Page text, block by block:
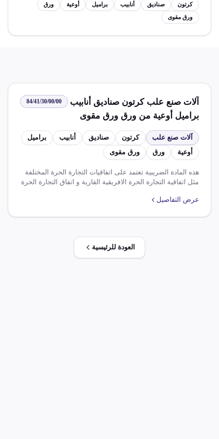
كرتون صناديق أنابيب براميل أوعية
ورق
ورق مقوى
آلات صنع علب كرتون صناديق أنابيب
براميل أوعية من ورق ورق مقوى
84/41/30/00/00
آلات صنع علب كرتون صناديق أنابيب
براميل
أوعية
ورق ورق مقوى
هذه المادة الضريبية تعتمد على اتفاقيات التجارة الحرة المختلفة
مثل اتفاقية التجارة الحرة الافريقية القارية و اتفاق التجارة الحرة
100% على بعض السلع الصناعية الواردة في ظل هذه الاتفاقيات.
عرض التفاصيل
العودة للرئيسية